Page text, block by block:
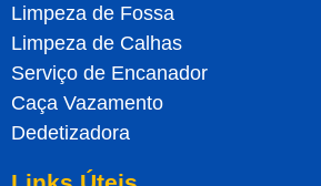
Limpeza de Fossa
Limpeza de Calhas
Serviço de Encanador
Caça Vazamento
Dedetizadora